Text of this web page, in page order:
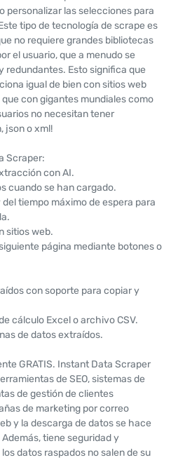
personalizar las selecciones para
tipo de tecnología de scrape es
no requiere grandes bibliotecas
el usuario, que a menudo se
redundantes. Esto significa que
igual de bien con sitios web
con gigantes mundiales como
no necesitan tener
json o xml!
Scraper:
con AI.
cuando se han cargado.
tiempo máximo de espera para
sitios web.
página mediante botones o
con soporte para copiar y
cálculo Excel o archivo CSV.
de datos extraídos.
GRATIS. Instant Data Scraper
de SEO, sistemas de
de gestión de clientes
de marketing por correo
y la descarga de datos se hace
tiene seguridad y
datos raspados no salen de su